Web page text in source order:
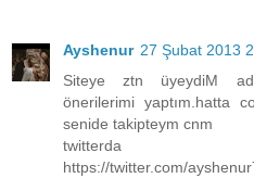
Ayshenur 27 Şubat 2013
Siteye ztn üyeydiM
önerilerimi yaptım.hatta
senide takipteym cnm
twitterda
https://twitter.com/